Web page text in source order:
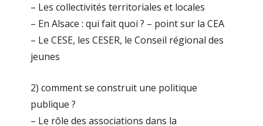
– Les collectivités territoriales et locales
– En Alsace : qui fait quoi ? – point sur la CEA
– Le CESE, les CESER, le Conseil régional des
jeunes
2) comment se construit une politique
publique ?
– Le rôle des associations dans la